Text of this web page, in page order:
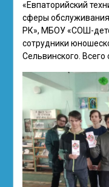
«Евпаторийский
сферы
РК», МБОУ «СОШ-
сотрудники
Сельвинского. Всего